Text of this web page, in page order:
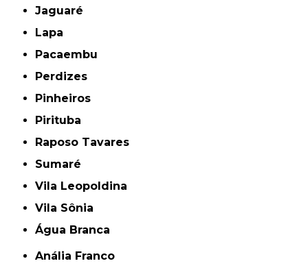
Jaguaré
Lapa
Pacaembu
Perdizes
Pinheiros
Pirituba
Raposo Tavares
Sumaré
Vila Leopoldina
Vila Sônia
Água Branca
Anália Franco